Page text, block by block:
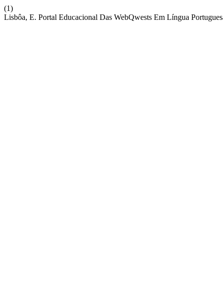
(1)
Lisbôa, E. Portal Educacional Das WebQwests Em Língua